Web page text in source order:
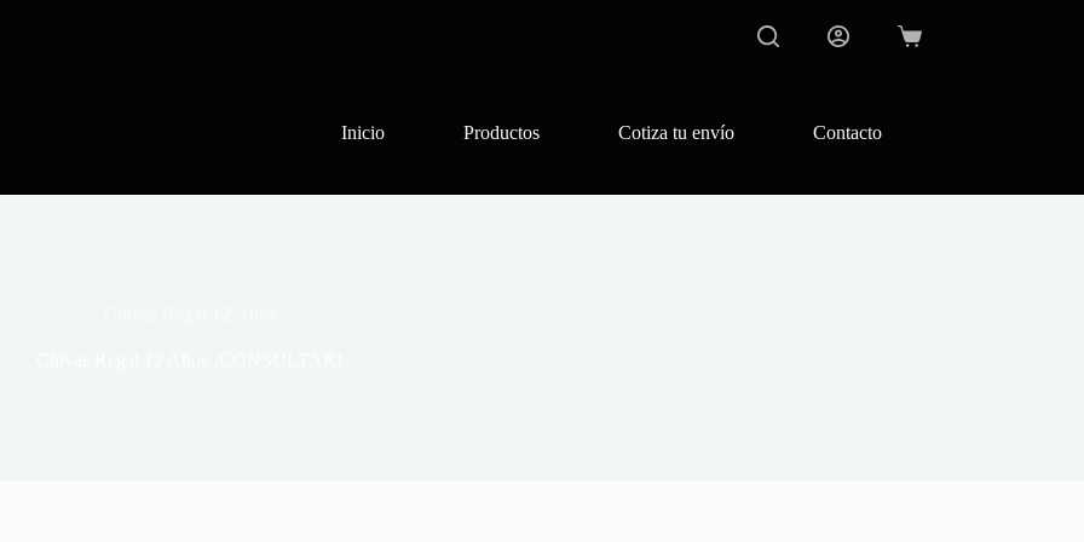
Carro
Inicio Productos Cotiza tu envío Contacto